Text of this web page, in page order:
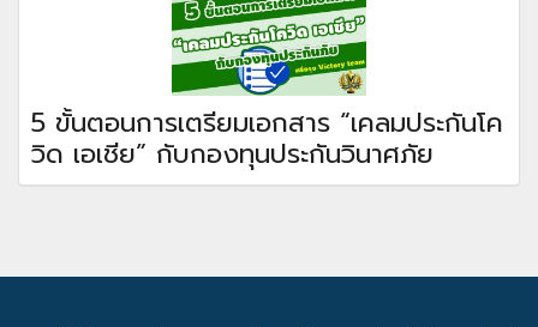
5 ขั้นตอนการเตรียมเอกสาร “เคลมประกันโค
วิด เอเชีย” กับกองทุนประกันวินาศภัย